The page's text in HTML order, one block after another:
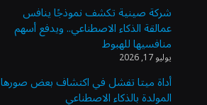
وزير الاستثمار: الموافقة على رخصة
الأنشطة المالية عابرة الحدود تطوير
الاستثمارية
شركة صينية تكشف نموذجًا ينافس
عمالقة الذكاء الاصطناعي.. ويدفع أسهم
منافسيها للهبوط
يوليو 17, 2026
أداة ميتا تفشل في اكتشاف بعض صورها
المولدة بالذكاء الاصطناعي